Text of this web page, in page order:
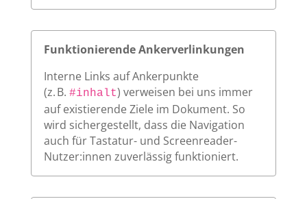
Funktionierende Ankerverlinkungen
Interne Links auf Ankerpunkte
(z. B. #inhalt) verweisen bei uns immer
auf existierende Ziele im Dokument. So
wird sichergestellt, dass die Navigation
auch für Tastatur- und Screenreader-
Nutzer:innen zuverlässig funktioniert.